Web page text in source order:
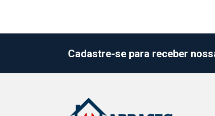
Cadastre-se para receber